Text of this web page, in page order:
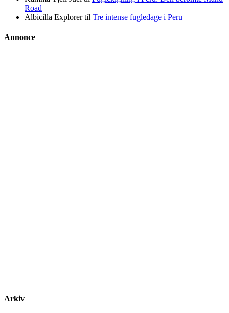
Road
Albicilla Explorertil Tre intense fugledage i Peru
Annonce
Arkiv